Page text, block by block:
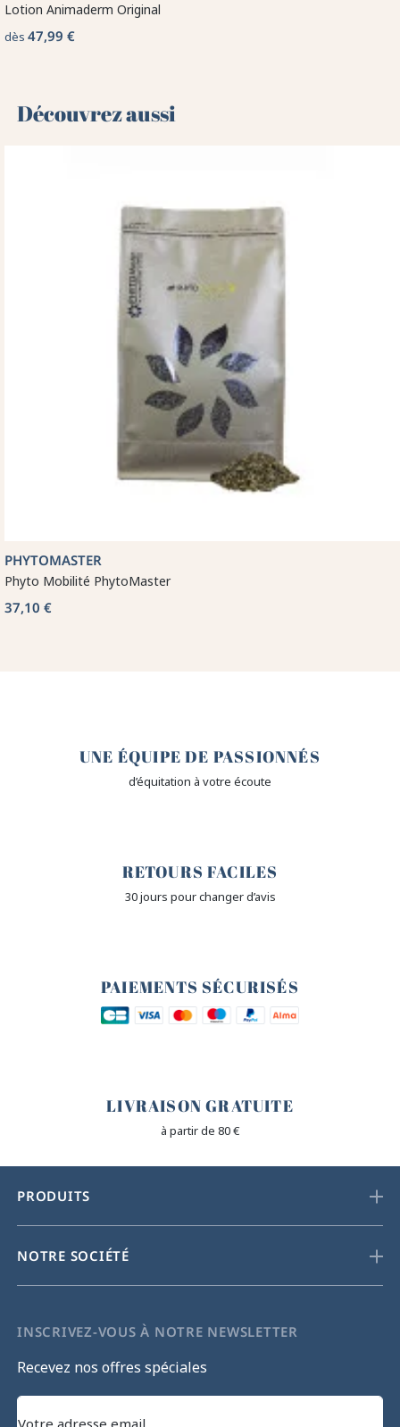
Lotion Animaderm Original
dès 47,99 €
Découvrez aussi 🌻
PHYTOMASTER
Phyto Mobilité PhytoMaster
37,10 €
UNE ÉQUIPE DE PASSIONNÉS
d’équitation à votre écoute
RETOURS FACILES
30 jours pour changer d’avis
PAIEMENTS SÉCURISÉS
LIVRAISON GRATUITE
à partir de 80 €
PRODUITS
NOTRE SOCIÉTÉ
INSCRIVEZ-VOUS À NOTRE NEWSLETTER
Recevez nos offres spéciales